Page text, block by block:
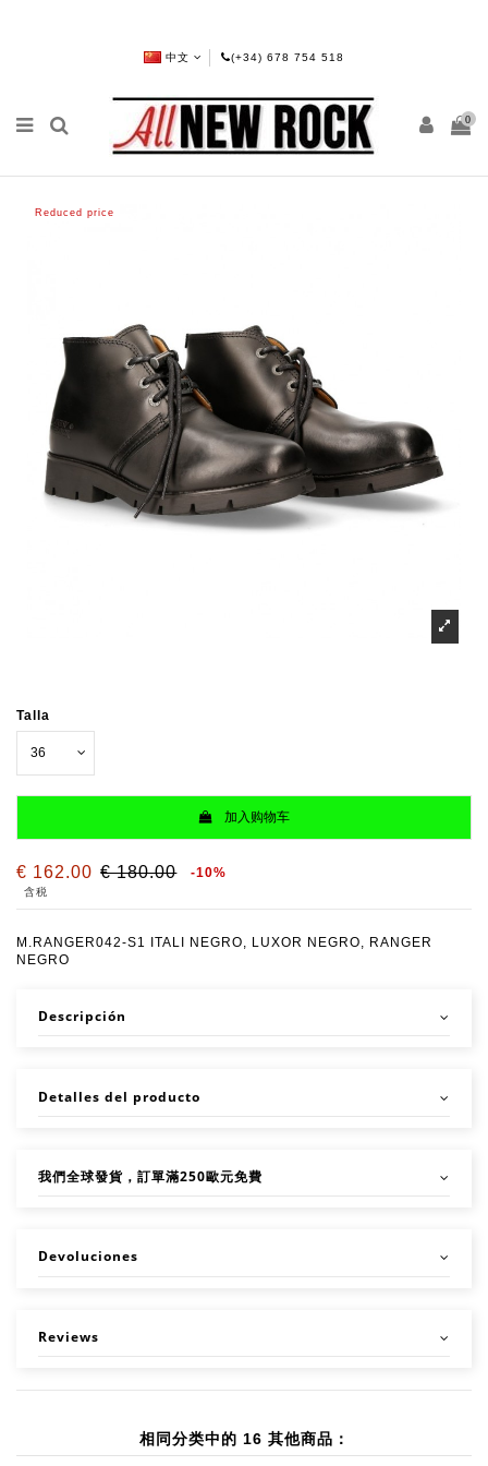
中文 (+34) 678 754 518
0
Reduced price
Talla
加入购物车
€ 162.00 € 180.00 -10%
含税
M.RANGER042-S1 ITALI NEGRO, LUXOR NEGRO, RANGER
NEGRO
Descripción
Detalles del producto
我們全球發貨，訂單滿250歐元免費
Devoluciones
Reviews
相同分类中的 16 其他商品：